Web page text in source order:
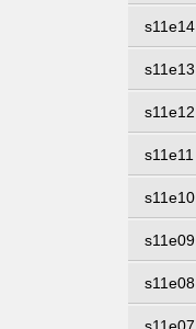
s11e14
s11e13
s11e12
s11e11
s11e10
s11e09
s11e08